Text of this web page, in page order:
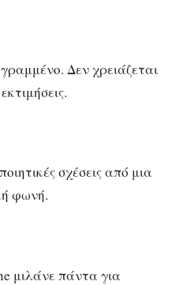
Δεν χρειάζεται
σχέσεις από μια
φωνή.
μιλάνε πάντα για